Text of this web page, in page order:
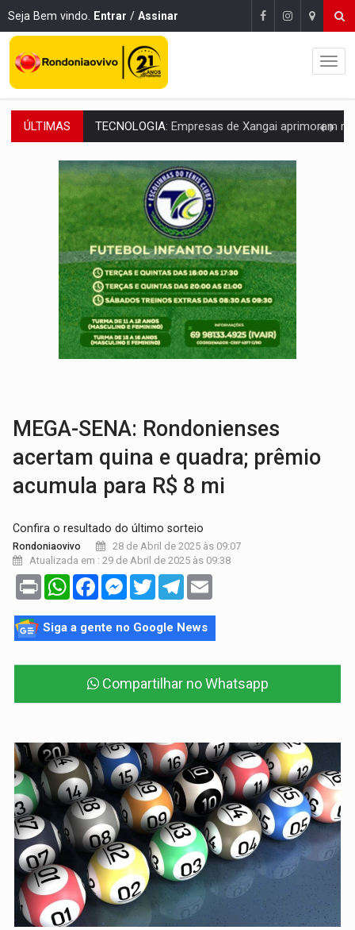
Seja Bem vindo. Entrar / Assinar
ÚLTIMAS PROTEGE A TERRA:China descobre como explodir asteroide com bomba
VÍDEO:Motociclista morre após bater na traseira de
PARECE UM NUGGET:Essa receita com frango virou o meu
EMPREENDEDORISMO:7 negócios que podem começar com pouco dinheiro e
GIGANTE DA AMÉRICA:Brasil reúne dimensão continental e posição
INDEPENDÊNCIA:10 dicas importantes para quem quer
VARCENA:Cientistas descobrem nova espécie de rã em florestas
BARGANHA:Vai comprar celular usado? Veja como consultar o
MEGA-SENA: Rondonienses
acertam quina e quadra; prêmio
acumula para R$ 8 mi
Confira o resultado do último sorteio
Rondoniaovivo
28 de Abril de 2025 às 09:07
Atualizada em : 29 de Abril de 2025 às 09:38
Print WhatsAppFacebookMessenger
TwitterTelegram
Siga a gente no Google News
Compartilhar no Whatsapp